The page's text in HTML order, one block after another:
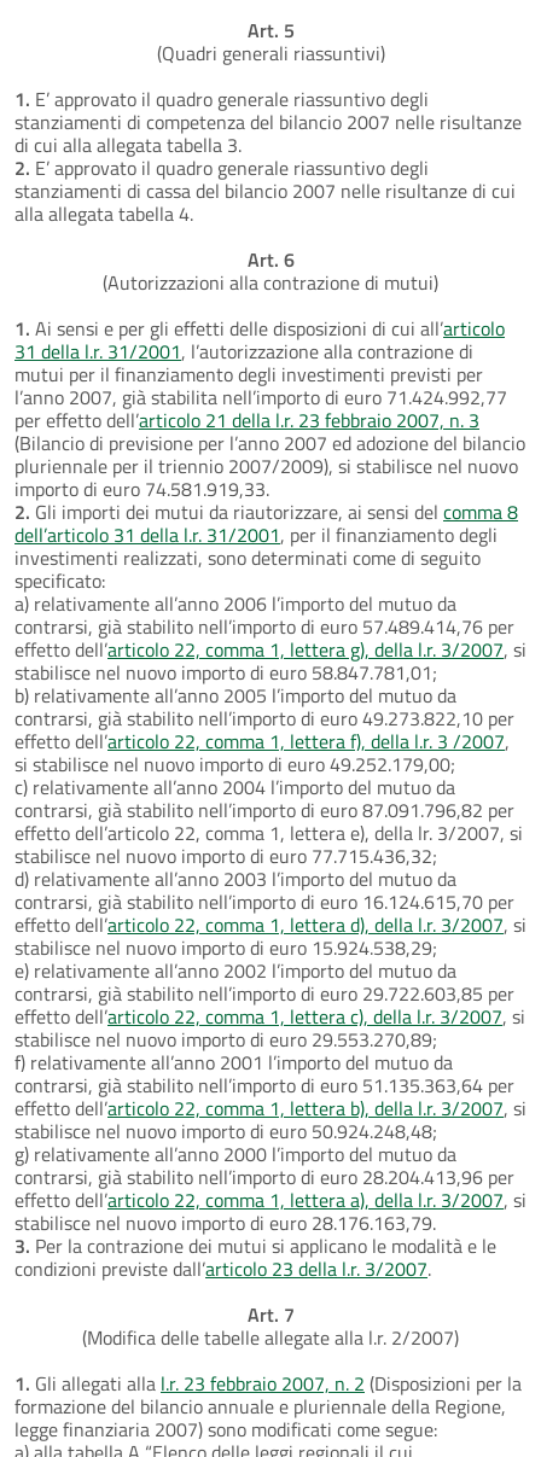
Art. 5
(Quadri generali riassuntivi)
1. E’ approvato il quadro generale riassuntivo degli
stanziamenti di competenza del bilancio 2007 nelle risultanze
di cui alla allegata tabella 3.
2. E’ approvato il quadro generale riassuntivo degli
stanziamenti di cassa del bilancio 2007 nelle risultanze di cui
alla allegata tabella 4.
Art. 6
(Autorizzazioni alla contrazione di mutui)
1. Ai sensi e per gli effetti delle disposizioni di cui all’articolo
31 della l.r. 31/2001, l’autorizzazione alla contrazione di
mutui per il finanziamento degli investimenti previsti per
l’anno 2007, già stabilita nell’importo di euro 71.424.992,77
per effetto dell’articolo 21 della l.r. 23 febbraio 2007, n. 3
(Bilancio di previsione per l’anno 2007 ed adozione del bilancio
pluriennale per il triennio 2007/2009), si stabilisce nel nuovo
importo di euro 74.581.919,33.
2. Gli importi dei mutui da riautorizzare, ai sensi del comma 8
dell’articolo 31 della l.r. 31/2001, per il finanziamento degli
investimenti realizzati, sono determinati come di seguito
specificato:
a) relativamente all’anno 2006 l’importo del mutuo da
contrarsi, già stabilito nell’importo di euro 57.489.414,76 per
effetto dell’articolo 22, comma 1, lettera g), della l.r. 3/2007, si
stabilisce nel nuovo importo di euro 58.847.781,01;
b) relativamente all’anno 2005 l’importo del mutuo da
contrarsi, già stabilito nell’importo di euro 49.273.822,10 per
effetto dell’articolo 22, comma 1, lettera f), della l.r. 3 /2007,
si stabilisce nel nuovo importo di euro 49.252.179,00;
c) relativamente all’anno 2004 l’importo del mutuo da
contrarsi, già stabilito nell’importo di euro 87.091.796,82 per
effetto dell’articolo 22, comma 1, lettera e), della lr. 3/2007, si
stabilisce nel nuovo importo di euro 77.715.436,32;
d) relativamente all’anno 2003 l’importo del mutuo da
contrarsi, già stabilito nell’importo di euro 16.124.615,70 per
effetto dell’articolo 22, comma 1, lettera d), della l.r. 3/2007, si
stabilisce nel nuovo importo di euro 15.924.538,29;
e) relativamente all’anno 2002 l’importo del mutuo da
contrarsi, già stabilito nell’importo di euro 29.722.603,85 per
effetto dell’articolo 22, comma 1, lettera c), della l.r. 3/2007, si
stabilisce nel nuovo importo di euro 29.553.270,89;
f) relativamente all’anno 2001 l’importo del mutuo da
contrarsi, già stabilito nell’importo di euro 51.135.363,64 per
effetto dell’articolo 22, comma 1, lettera b), della l.r. 3/2007, si
stabilisce nel nuovo importo di euro 50.924.248,48;
g) relativamente all’anno 2000 l’importo del mutuo da
contrarsi, già stabilito nell’importo di euro 28.204.413,96 per
effetto dell’articolo 22, comma 1, lettera a), della l.r. 3/2007, si
stabilisce nel nuovo importo di euro 28.176.163,79.
3. Per la contrazione dei mutui si applicano le modalità e le
condizioni previste dall’articolo 23 della l.r. 3/2007.
Art. 7
(Modifica delle tabelle allegate alla l.r. 2/2007)
1. Gli allegati alla l.r. 23 febbraio 2007, n. 2 (Disposizioni per la
formazione del bilancio annuale e pluriennale della Regione,
legge finanziaria 2007) sono modificati come segue: